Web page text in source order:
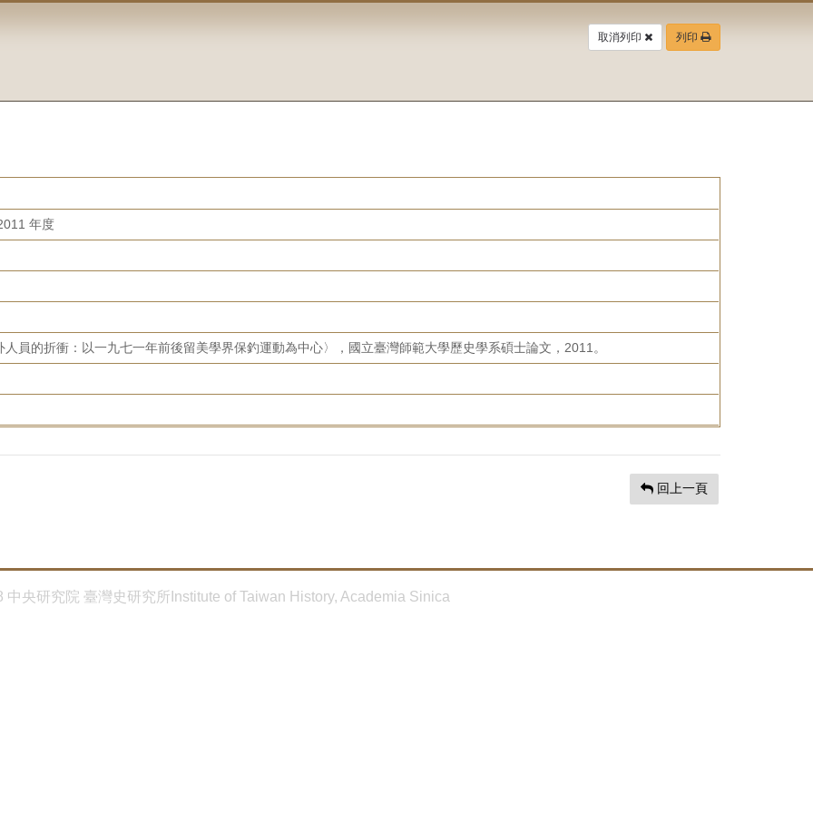
取消列印 列印
年度
人員的折衝：以一九七一年前後留美學界保釣運動為中心〉，國立臺灣師範大學歷史學系碩士論文，2011。
回上一頁
中央研究院 臺灣史研究所Institute of Taiwan History, Academia Sinica